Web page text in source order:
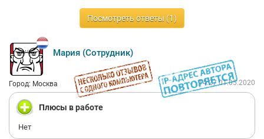
Посмотреть ответы (1)
Мария (Сотрудник)
Город: Москва 14:27 01.05.2020
Плюсы в работе
Нет